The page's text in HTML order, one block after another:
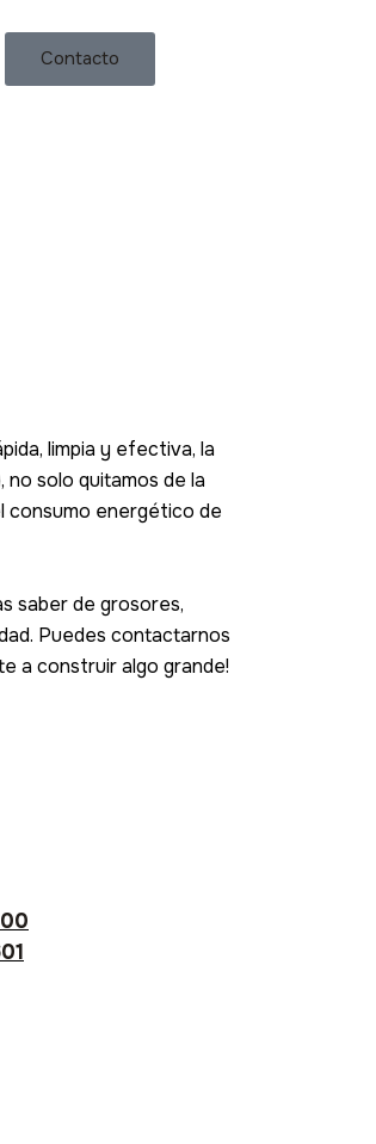
Contacto
limpia y efectiva, la
no solo quitamos de la
consumo energético de
saber de grosores,
Puedes contactarnos
a construir algo grande!